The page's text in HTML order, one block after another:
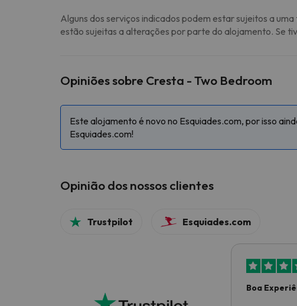
Alguns dos serviços indicados podem estar sujeitos a
estão sujeitas a alterações por parte do alojamento. Se
Opiniões sobre Cresta - Two Bedroom
Este alojamento é novo no Esquiades.com, por isso
Esquiades.com!
Opinião dos nossos clientes
Trustpilot Esquiades.com
Boa